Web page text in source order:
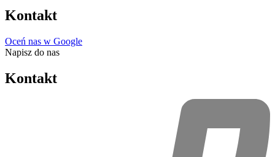
Kontakt
Oceń nas w Google
Napisz do nas
Kontakt